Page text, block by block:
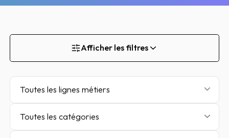
Afficher les filtres
Toutes les lignes métiers
Toutes les catégories